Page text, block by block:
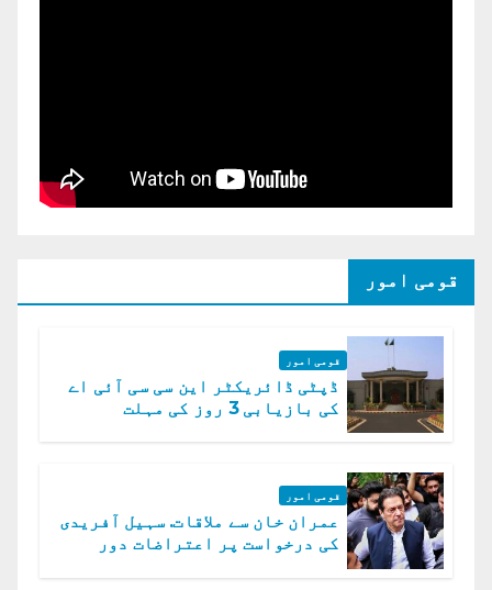
قومی امور
قومی امور
ڈپٹی ڈائریکٹر این سی سی آئی اے
کی بازیابی 3 روز کی مہلت
قومی امور
عمران خان سے ملاقات. سہیل آفریدی
کی درخواست پر اعتراضات دور